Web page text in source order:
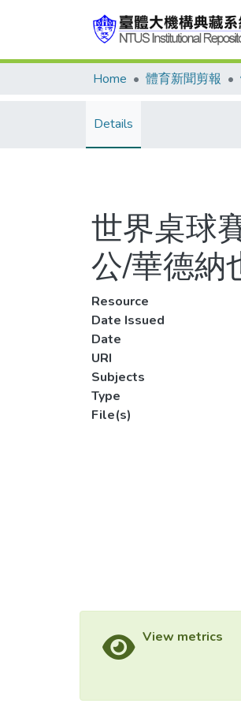
Home 體育新聞剪報
Details
世界桌球
公/華德納
Resource
Date Issued
Date
URI
Subjects
Type
File(s)
View metrics